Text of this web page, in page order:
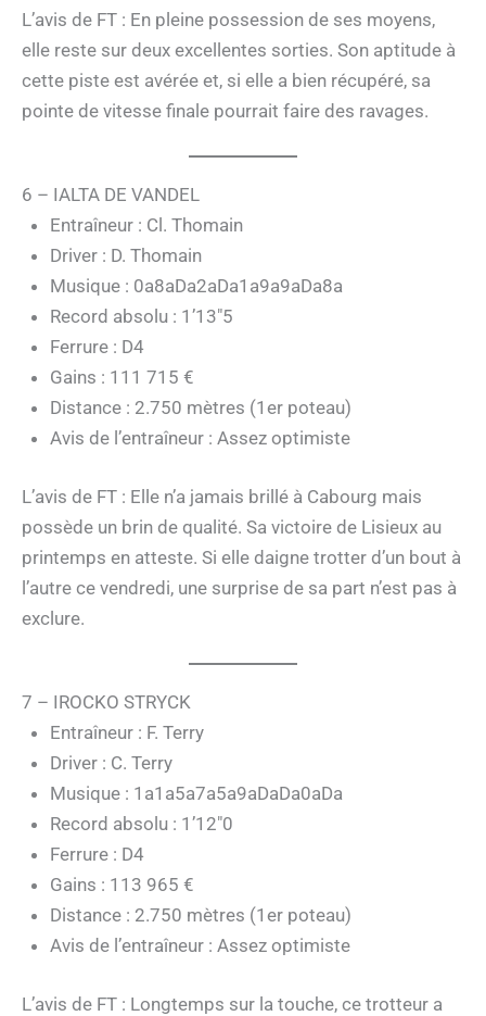
L’avis de FT : En pleine possession de ses moyens,
elle reste sur deux excellentes sorties. Son aptitude à
cette piste est avérée et, si elle a bien récupéré, sa
pointe de vitesse finale pourrait faire des ravages.
6 – IALTA DE VANDEL
Entraîneur : Cl. Thomain
Driver : D. Thomain
Musique : 0a8aDa2aDa1a9a9aDa8a
Record absolu : 1’13″5
Ferrure : D4
Gains : 111 715 €
Distance : 2.750 mètres (1er poteau)
Avis de l’entraîneur : Assez optimiste
L’avis de FT : Elle n’a jamais brillé à Cabourg mais
possède un brin de qualité. Sa victoire de Lisieux au
printemps en atteste. Si elle daigne trotter d’un bout à
l’autre ce vendredi, une surprise de sa part n’est pas à
exclure.
7 – IROCKO STRYCK
Entraîneur : F. Terry
Driver : C. Terry
Musique : 1a1a5a7a5a9aDaDa0aDa
Record absolu : 1’12″0
Ferrure : D4
Gains : 113 965 €
Distance : 2.750 mètres (1er poteau)
Avis de l’entraîneur : Assez optimiste
L’avis de FT : Longtemps sur la touche, ce trotteur a